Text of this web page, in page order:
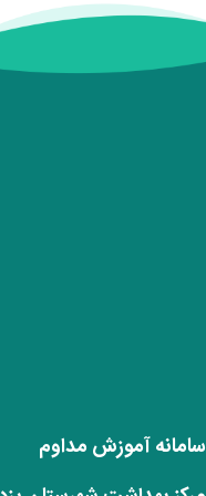
سامانه آموزش مداوم